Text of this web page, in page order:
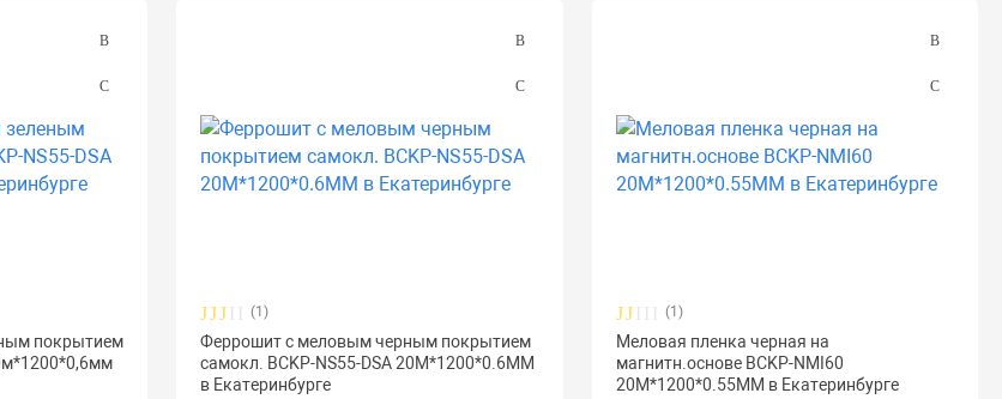
покрытием
(1)
Феррошит с меловым черным покрытием
самокл. BCKP-NS55-DSA 20M*1200*0.6MM
в Екатеринбурге
(1)
Меловая пленка черная на
магнитн.основе BCKP-NMI60
20M*1200*0.55MM в Екатеринбурге